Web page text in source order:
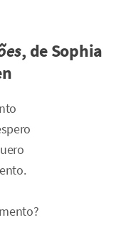
, de Sophia